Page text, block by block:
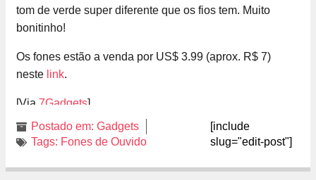
tom de verde super diferente que os fios tem. Muito
bonitinho!
Os fones estão a venda por US$ 3.99 (aprox. R$ 7)
neste link.
[Via 7Gadgets]
Postado em: Gadgets
Tags: Fones de Ouvido
[include
slug="edit-post"]